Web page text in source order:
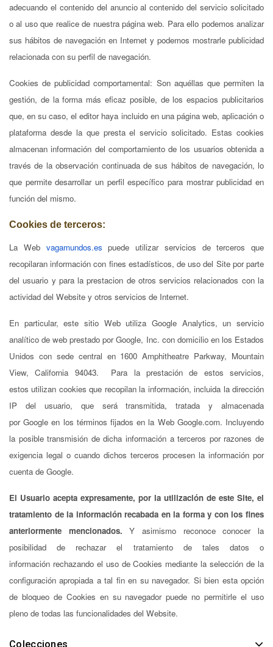
adecuando el contenido del anuncio al contenido del servicio solicitado
o al uso que realice de nuestra página web. Para ello podemos analizar
sus hábitos de navegación en Internet y podemos mostrarle publicidad
relacionada con su perfil de navegación.
Cookies de publicidad comportamental: Son aquéllas que permiten la
gestión, de la forma más eficaz posible, de los espacios publicitarios
que, en su caso, el editor haya incluido en una página web, aplicación o
plataforma desde la que presta el servicio solicitado. Estas cookies
almacenan información del comportamiento de los usuarios obtenida a
través de la observación continuada de sus hábitos de navegación, lo
que permite desarrollar un perfil específico para mostrar publicidad en
función del mismo.
Cookies de terceros:
La Web vagamundos.es puede utilizar servicios de terceros que
recopilaran información con fines estadísticos, de uso del Site por parte
del usuario y para la prestacion de otros servicios relacionados con la
actividad del Website y otros servicios de Internet.
En particular, este sitio Web utiliza Google Analytics, un servicio
analítico de web prestado por Google, Inc. con domicilio en los Estados
Unidos con sede central en 1600 Amphitheatre Parkway, Mountain
View, California 94043. Para la prestación de estos servicios,
estos utilizan cookies que recopilan la información, incluida la dirección
IP del usuario, que será transmitida, tratada y almacenada
por Google en los términos fijados en la Web Google.com. Incluyendo
la posible transmisión de dicha información a terceros por razones de
exigencia legal o cuando dichos terceros procesen la información por
cuenta de Google.
El Usuario acepta expresamente, por la utilización de este Site, el
tratamiento de la información recabada en la forma y con los fines
anteriormente mencionados. Y asimismo reconoce conocer la
posibilidad de rechazar el tratamiento de tales datos o
información rechazando el uso de Cookies mediante la selección de la
configuración apropiada a tal fin en su navegador. Si bien esta opción
de bloqueo de Cookies en su navegador puede no permitirle el uso
pleno de todas las funcionalidades del Website.
Colecciones